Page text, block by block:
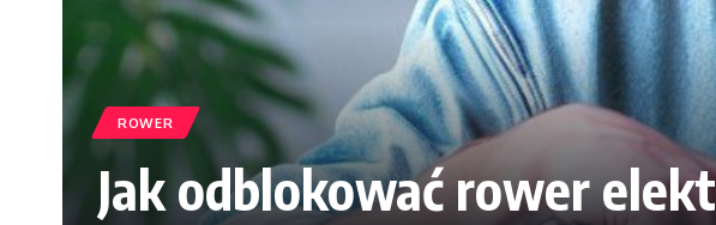
ROWER
Jak odblokować rower